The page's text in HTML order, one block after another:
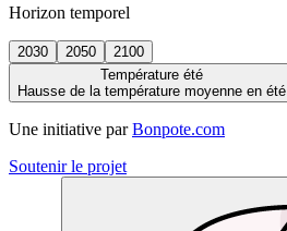
Horizon temporel
2030 2050
2100
Température été
Hausse de la température moyenne en été
Une initiative par Bonpote.com
Soutenir le projet